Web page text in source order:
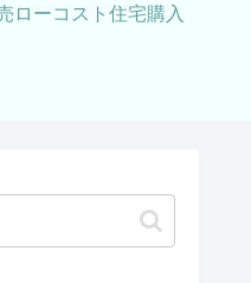
ローコスト住宅購入